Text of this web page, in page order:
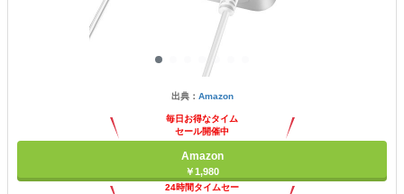
出典： Amazon
毎日お得なタイム
セール開催中
Amazon
￥1,980
24時間タイムセー